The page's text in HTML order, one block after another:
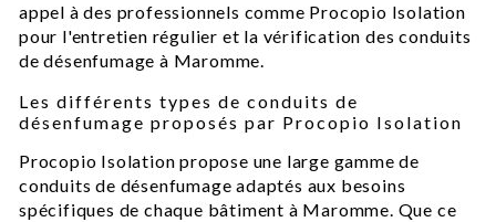
appel à des professionnels comme Procopio Isolation
pour l'entretien régulier et la vérification des conduits
de désenfumage à Maromme.
Les différents types de conduits de
désenfumage proposés par Procopio Isolation
Procopio Isolation propose une large gamme de
conduits de désenfumage adaptés aux besoins
spécifiques de chaque bâtiment à Maromme. Que ce